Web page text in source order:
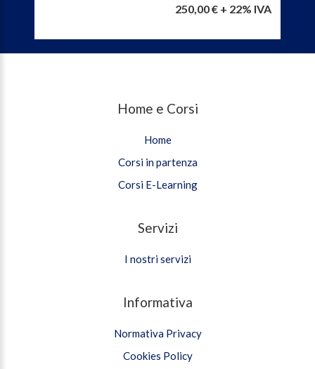
250,00 € + 22% IVA
Home e Corsi
Home
Corsi in partenza
Corsi E-Learning
Servizi
I nostri servizi
Informativa
Normativa Privacy
Cookies Policy